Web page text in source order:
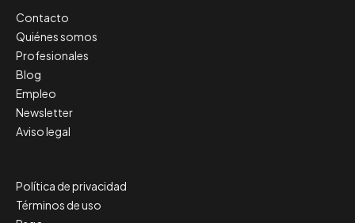
Contacto
Quiénes somos
Profesionales
Blog
Empleo
Newsletter
Aviso legal
Política de privacidad
Términos de uso